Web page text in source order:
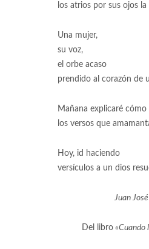
los atrios por sus ojos
Una mujer,
su voz,
el orbe acaso
prendido al corazón de
Mañana explicaré cómo
los versos que
Hoy, id haciendo
versículos a un dios
Juan
Del libro «Cuando